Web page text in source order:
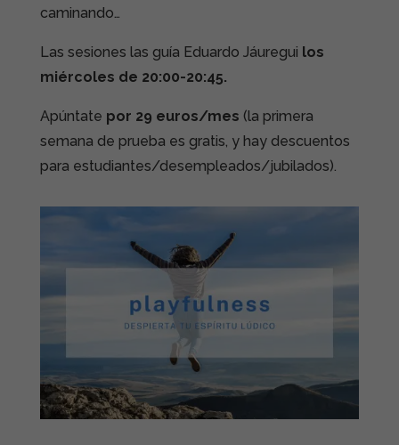
caminando…
Las sesiones las guía Eduardo Jáuregui los
miércoles de 20:00-20:45.
Apúntate por 29 euros/mes (la primera
semana de prueba es gratis, y hay descuentos
para estudiantes/desempleados/jubilados).